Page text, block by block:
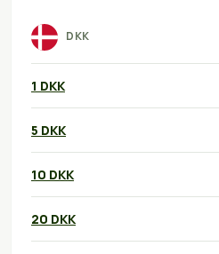
DKK
1 DKK
5 DKK
10 DKK
20 DKK